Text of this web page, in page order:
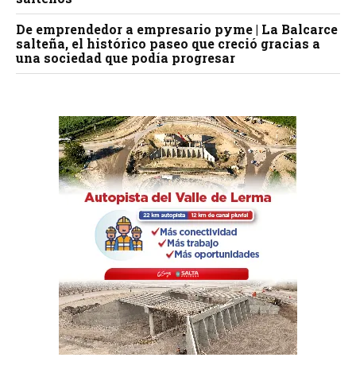
De emprendedor a empresario pyme | La Balcarce
salteña, el histórico paseo que creció gracias a
una sociedad que podía progresar